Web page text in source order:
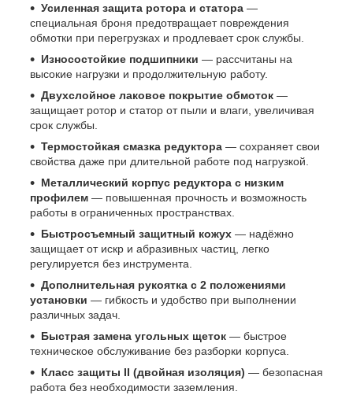
Усиленная защита ротора и статора —
специальная броня предотвращает повреждения
обмотки при перегрузках и продлевает срок службы.
Износостойкие подшипники — рассчитаны на
высокие нагрузки и продолжительную работу.
Двухслойное лаковое покрытие обмоток —
защищает ротор и статор от пыли и влаги, увеличивая
срок службы.
Термостойкая смазка редуктора — сохраняет свои
свойства даже при длительной работе под нагрузкой.
Металлический корпус редуктора с низким
профилем — повышенная прочность и возможность
работы в ограниченных пространствах.
Быстросъемный защитный кожух — надёжно
защищает от искр и абразивных частиц, легко
регулируется без инструмента.
Дополнительная рукоятка с 2 положениями
установки — гибкость и удобство при выполнении
различных задач.
Быстрая замена угольных щеток — быстрое
техническое обслуживание без разборки корпуса.
Класс защиты II (двойная изоляция) — безопасная
работа без необходимости заземления.